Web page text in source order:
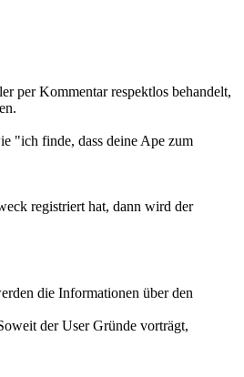
per Kommentar respektlos behandelt,
"ich finde, dass deine Ape zum
registriert hat, dann wird der
die Informationen über den
der User Gründe vorträgt,